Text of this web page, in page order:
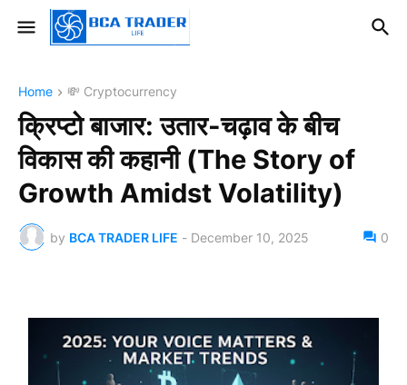
Home 💸 Cryptocurrency
क्रिप्टो बाजार: उतार-चढ़ाव के बीच
विकास की कहानी (The Story of
Growth Amidst Volatility)
by BCA TRADER LIFE - December 10, 2025 0